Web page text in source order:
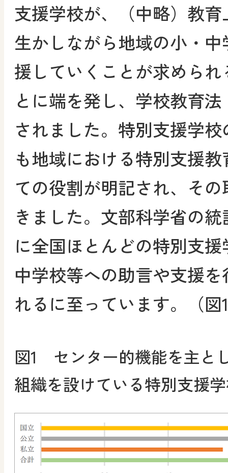
支援学校が、（中略）教
生かしながら地域の小・
援していくことが求めら
とに端を発し、学校教育
されました。特別支援学
も地域における特別支援
ての役割が明記され、そ
きました。文部科学省の
に全国ほとんどの特別支
中学校等への助言や支援
れるに至っています。（図
図1 センター的機能を主と
組織を設けている特別支援